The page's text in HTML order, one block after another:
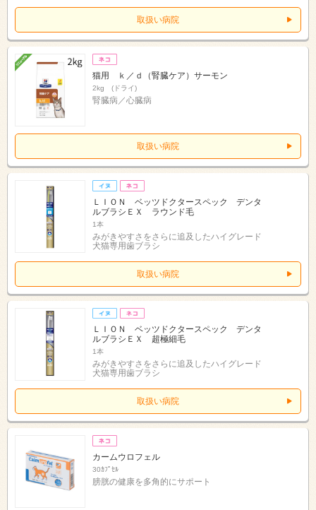
取扱い病院
猫用 ｋ／ｄ（腎臓ケア）サーモン
2kg (ドライ)
腎臓病／心臓病
取扱い病院
ＬＩＯＮ ベッツドクタースペック デンタ
ルブラシＥＸ ラウンド毛
1本
みがきやすさをさらに追及したハイグレード
犬猫専用歯ブラシ
取扱い病院
ＬＩＯＮ ベッツドクタースペック デンタ
ルブラシＥＸ 超極細毛
1本
みがきやすさをさらに追及したハイグレード
犬猫専用歯ブラシ
取扱い病院
カームウロフェル
30ｶﾌﾟｾﾙ
膀胱の健康を多角的にサポート